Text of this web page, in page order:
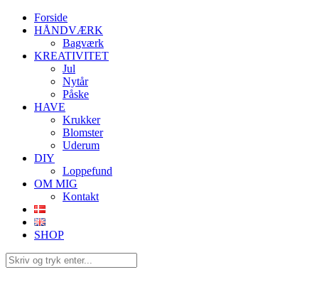
Forside
HÅNDVÆRK
Bagværk
KREATIVITET
Jul
Nytår
Påske
HAVE
Krukker
Blomster
Uderum
DIY
Loppefund
OM MIG
Kontakt
SHOP